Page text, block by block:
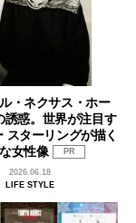
ル・ネクサス・ホー
誘惑。世界が注目す
スターリングが描く
女性像
PR
2026.06.18
LIFE STYLE